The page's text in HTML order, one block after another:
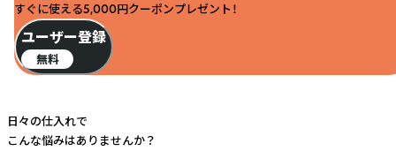
すぐに使える5,000円クーポンプレゼント！
ユーザー登録
無料
日々の仕入れで
こんな悩みはありませんか？